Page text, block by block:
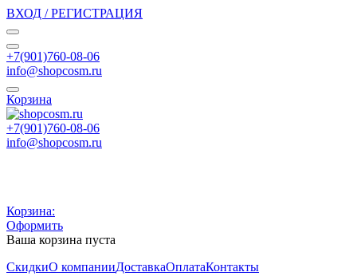
ВХОД / РЕГИСТРАЦИЯ
+7(901)760-08-06
info@shopcosm.ru
Корзина
+7(901)760-08-06
info@shopcosm.ru
Корзина:
Оформить
Ваша корзина пуста
СкидкиО компанииДоставкаОплатаКонтакты